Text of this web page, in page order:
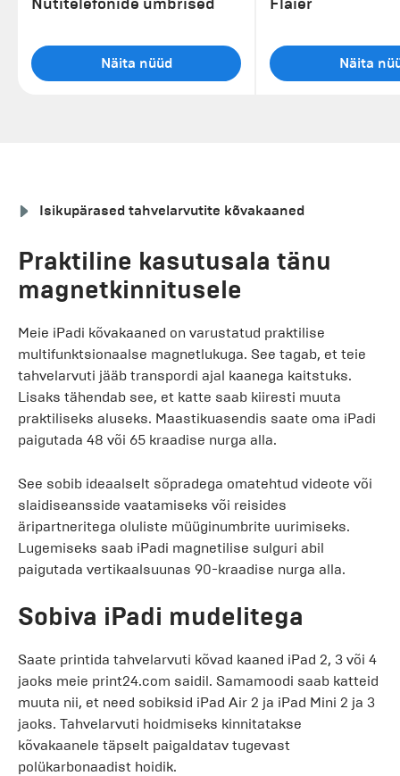
Näita nüüd Näita
Isikupärased tahvelarvutite kõvakaaned
Praktiline kasutusala tänu
magnetkinnitusele
Meie iPadi kõvakaaned on varustatud praktilise
multifunktsionaalse magnetlukuga. See tagab, et teie
tahvelarvuti jääb transpordi ajal kaanega kaitstuks.
Lisaks tähendab see, et katte saab kiiresti muuta
praktiliseks aluseks. Maastikuasendis saate oma iPadi
paigutada 48 või 65 kraadise nurga alla.
See sobib ideaalselt sõpradega omatehtud videote või
slaidiseansside vaatamiseks või reisides
äripartneritega oluliste müüginumbrite uurimiseks.
Lugemiseks saab iPadi magnetilise sulguri abil
paigutada vertikaalsuunas 90-kraadise nurga alla.
Sobiva iPadi mudelitega
Saate printida tahvelarvuti kõvad kaaned iPad 2, 3 või 4
jaoks meie print24.com saidil. Samamoodi saab katteid
muuta nii, et need sobiksid iPad Air 2 ja iPad Mini 2 ja 3
jaoks. Tahvelarvuti hoidmiseks kinnitatakse
kõvakaanele täpselt paigaldatav tugevast
polükarbonaadist hoidik.